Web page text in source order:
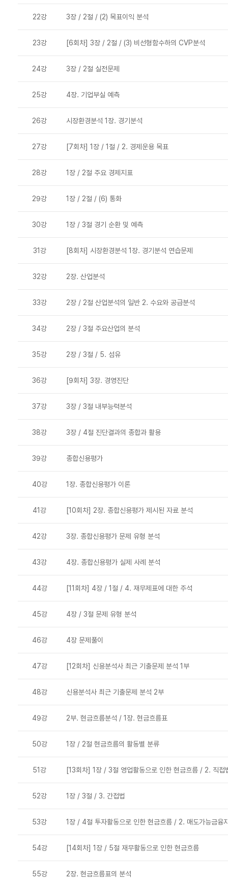
22강 3장 / 2절 / (2) 목표이익 분석
23강 [6회차] 3장 / 2절 / (3) 비선형함수하의 CVP분석
24강 3장 / 2절 실전문제
25강 4장. 기업부실 예측
26강 시장환경분석 1장. 경기분석
27강 [7회차] 1장 / 1절 / 2. 경제운용 목표
28강 1장 / 2절 주요 경제지표
29강 1장 / 2절 / (6) 통화
30강 1장 / 3절 경기 순환 및 예측
31강 [8회차] 시장환경분석 1장. 경기분석 연습문제
32강 2장. 산업분석
33강 2장 / 2절 산업분석의 일반 2. 수요와 공급분석
34강 2장 / 3절 주요산업의 분석
35강 2장 / 3절 / 5. 섬유
36강 [9회차] 3장. 경영진단
37강 3장 / 3절 내부능력분석
38강 3장 / 4절 진단결과의 종합과 활용
39강 종합신용평가
40강 1장. 종합신용평가 이론
41강 [10회차] 2장. 종합신용평가 제시된 자료 분석
42강 3장. 종합신용평가 문제 유형 분석
43강 4장. 종합신용평가 실제 사례 분석
44강 [11회차] 4장 / 1절 / 4. 재무제표에 대한 주석
45강 4장 / 3절 문제 유형 분석
46강 4장 문제풀이
47강 [12회차] 신용분석사 최근 기출문제 분석 1부
48강 신용분석사 최근 기출문제 분석 2부
49강 2부. 현금흐름분석 / 1장. 현금흐름표
50강 1장 / 2절 현금흐름의 활동별 분류
51강 [13회차] 1장 / 3절 영업활동으로 인한 현금흐름 / 2. 직접
52강 1장 / 3절 / 3. 간접법
53강 1장 / 4절 투자활동으로 인한 현금흐름 / 2. 매도가능금융
54강 [14회차] 1장 / 5절 재무활동으로 인한 현금흐름
55강 2장. 현금흐름표의 분석